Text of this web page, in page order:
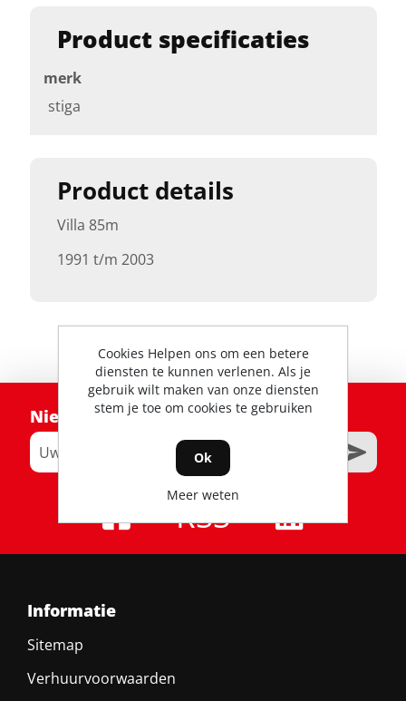
Product details
Villa 85m
1991 t/m 2003
Product specificaties
merk
stiga
Nieuwsbrief
RSS
Informatie
Sitemap
Verhuurvoorwaarden
Cookies Helpen ons om een betere
diensten te kunnen verlenen. Als je
gebruik wilt maken van onze diensten
stem je toe om cookies te gebruiken
Ok
Meer weten